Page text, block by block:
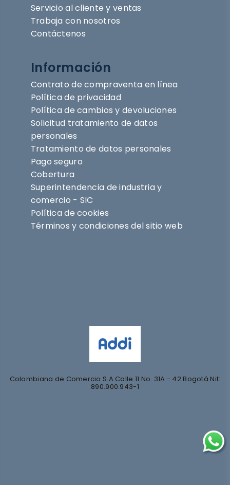
Servicio al cliente y ventas
Trabaja con nosotros
Contáctenos
Información
Contrato de compraventa en línea
Política de privacidad
Política de cambios y devoluciones
Solicitud tratamiento de datos
personales
Tratamiento de datos personales
Pago seguro
Cobertura
Superintendencia de industria y
comercio - SIC
Política de cookies
Términos y condiciones del sitio web
Colombiana de Comercio S.A Calle 11 No. 31A - 42 Bogotá Nit:
890.900.943-1